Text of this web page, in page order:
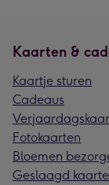
Kaarten &
Kaartje sturen
Cadeaus
Fotokaarten
Bloemen
Geslaagd